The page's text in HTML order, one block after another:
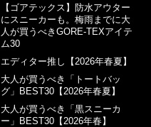
【ゴアテックス】防水アウター
にスニーカーも。梅雨までに大
人が買うべきGORE-TEXアイテ
ム30
エディター推し【2026年春夏】
大人が買うべき「トートバッ
グ」BEST30【2026年春夏】
大人が買うべき「黒スニーカ
ー」BEST30【2026年春】